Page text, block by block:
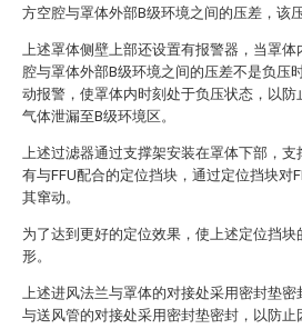
方空腔与罩体外部B级环境之间的压差，该
上述罩体侧壁上部还设置有报警器，当罩体
腔与罩体外部B级环境之间的压差不是负压
动报警，使罩体内时刻处于负压状态，以防
气体泄漏至B级环境区。
上述过滤器通过支撑架安装在罩体下部，支
有与FFU配合的定位挡块，通过定位挡块对
其窜动。
为了达到更好的定位效果，使上述定位挡块
形。
上述进风法兰与罩体的对接处采用密封垫密
与送风管的对接处采用密封垫密封，以防止